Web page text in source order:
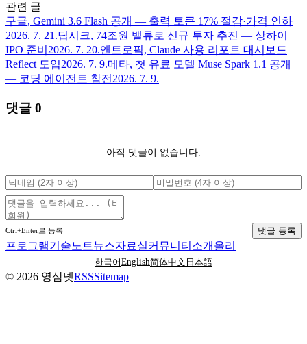
관련 글
구글, Gemini 3.6 Flash 공개 — 출력 토큰 17% 절감·가격 인하
2026. 7. 21.딥시크, 74조원 밸류로 신규 투자 추진 — 상하이
IPO 준비 2026. 7. 20.앤트로픽, Claude 사용 리포트 대시보드
Reflect 도입2026. 7. 9.메타, 첫 유료 모델 Muse Spark 1.1 공개
— 코딩 에이전트 참전 2026. 7. 9.
댓글 0
아직 댓글이 없습니다.
Ctrl+Enter로 등록 댓글 등록
프로그램기술노트뉴스자료실커뮤니티 소개 올리
한국어English简体中文 日本語
© 2026 영삼넷RSSSitemap